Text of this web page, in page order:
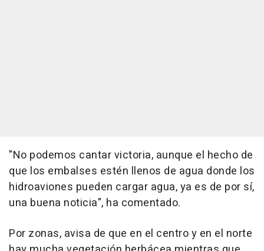
"No podemos cantar victoria, aunque el hecho de
que los embalses estén llenos de agua donde los
hidroaviones pueden cargar agua, ya es de por sí,
una buena noticia", ha comentado.
Por zonas, avisa de que en el centro y en el norte